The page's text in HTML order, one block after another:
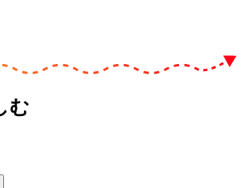
む